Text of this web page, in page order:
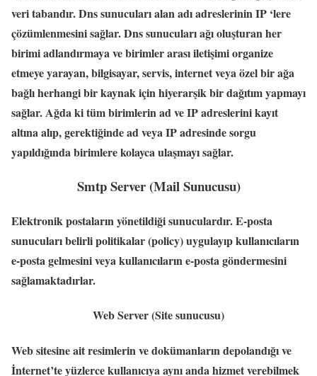
veri tabandır. Dns sunucuları alan adı adreslerinin IP ‘lere
çözümlenmesini sağlar. Dns sunucuları ağı oluşturan her
birimi adlandırmaya ve birimler arası iletişimi organize
etmeye yarayan, bilgisayar, servis, internet veya özel bir ağa
bağlı herhangi bir kaynak için hiyerarşik bir dağıtım yapmayı
sağlar. Ağda ki tüm birimlerin ad ve IP adreslerini kayıt
altına alıp, gerektiğinde ad veya IP adresinde sorgu
yapıldığında birimlere kolayca ulaşmayı sağlar.
Smtp Server (Mail Sunucusu)
Elektronik postaların yönetildiği sunuculardır. E-posta
sunucuları belirli politikalar (policy) uygulayıp kullanıcıların
e-posta gelmesini veya kullanıcıların e-posta göndermesini
sağlamaktadırlar.
Web Server (Site sunucusu)
Web sitesine ait resimlerin ve dokümanların depolandığı ve
İnternet’te yüzlerce kullanıcıya aynı anda hizmet verebilmek